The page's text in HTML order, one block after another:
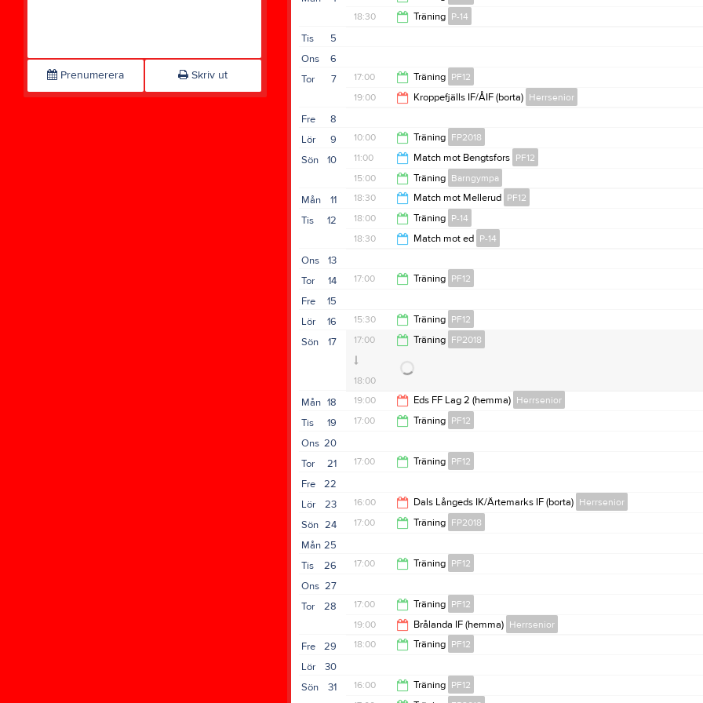
Prenumerera Skriv ut
18:00
18:30 Träning P-14
5
Tis
6
Ons
7
Tor 17:00 Träning PF12
19:00 Kroppefjälls IF/ÅIF (borta) Herrsenior
21:00
8
Fre
9
Lör 10:00 Träning FP2018
15:00
10
Sön 11:00 Match mot Bengtsfors PF12
12:30
15:00 Träning Barngympa
16:00
11
Mån 18:30 Match mot Mellerud PF12
20:00
12
Tis 18:00 Träning P-14
18:30 Match mot ed P-14
20:30
13
Ons
14
Tor 17:00 Träning PF12
18:30
15
Fre
16
Lör 15:30 Träning PF12
17:00
17
Sön 17:00 Träning FP2018
18:00
18
Mån 19:00 Eds FF Lag 2 (hemma) Herrsenior
19
Tis 17:00 Träning PF12
18:30
20
Ons
21
Tor 17:00 Träning PF12
18:30
22
Fre
23
Lör 16:00 Dals Långeds IK/Ärtemarks IF (borta) Herrsenior
24
Sön 17:00 Träning FP2018
18:00
25
Mån
26
Tis 17:00 Träning PF12
18:30
27
Ons
28
Tor 17:00 Träning PF12
18:00
19:00 Brålanda IF (hemma) Herrsenior
29
Fre 18:00 Träning PF12
19:00
30
Lör
31
Sön 16:00 Träning PF12